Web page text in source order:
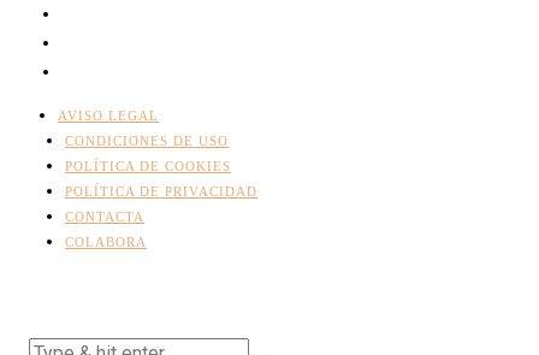
AVISO LEGAL
CONDICIONES DE USO
POLÍTICA DE COOKIES
POLÍTICA DE PRIVACIDAD
CONTACTA
COLABORA